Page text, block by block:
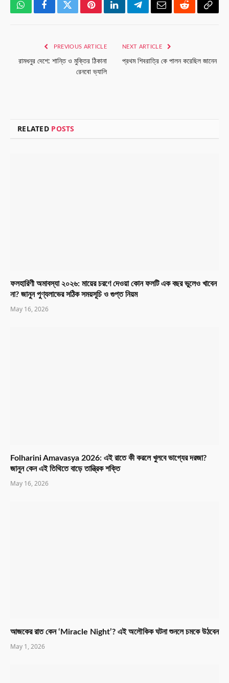
WhatsAppFacebookTwitterPinterestLinkedInTelegramEmailRedditCopy
PREVIOUS ARTICLE
রামধনুর দেশে: শান্তি ও মুক্তির ঠিকানা
রেনবো ভ্যালি
NEXT ARTICLE
প্রথম শিবরাত্রি কে পালন করেছিল জানেন
RELATED POSTS
ফলহারিণী অমাবস্যা ২০২৬: মায়ের চরণে দেওয়া কোন ফলটি এক বছর ভুলেও খাবেন
না? জানুন পুণ্যলাভের সঠিক সময়সূচি ও গুপ্ত নিয়ম
May 16, 2026
Folharini Amavasya 2026: এই রাতে কী করলে খুলবে ভাগ্যের দরজা?
জানুন কেন এই তিথিতে বাড়ে তান্ত্রিক শক্তি
May 16, 2026
আজকের রাত কেন ‘Miracle Night’? এই অলৌকিক ঘটনা শুনলে চমকে উঠবেন
May 1, 2026